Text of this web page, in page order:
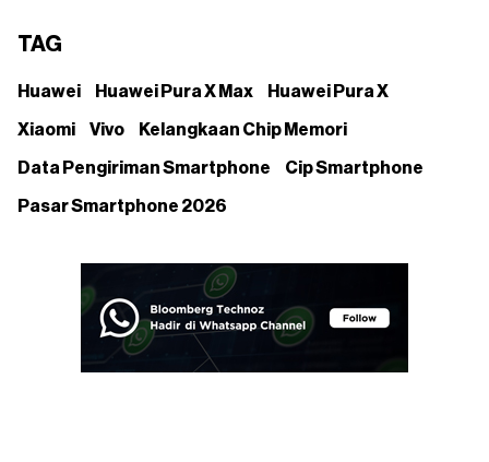
TAG
Huawei Huawei Pura X Max Huawei Pura X
Xiaomi Vivo Kelangkaan Chip Memori
Data Pengiriman Smartphone Cip Smartphone
Pasar Smartphone 2026